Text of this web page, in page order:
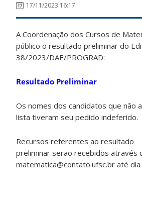
17/11/2023 16:17
A Coordenação dos Cursos de
público o resultado preliminar do
38/2023/DAE/PROGRAD:
Resultado Preliminar
Os nomes dos candidatos que não
lista tiveram seu pedido indeferido.
Recursos referentes ao resultado
preliminar serão recebidos através
matematica@contato.ufsc.br até